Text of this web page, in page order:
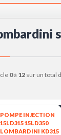
0à 12 sur un total
POMPE INJECTION
15LD315 15LD350
LOMBARDINI KD315